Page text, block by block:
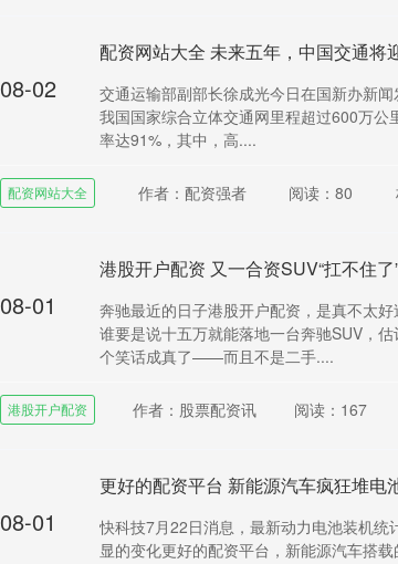
08-02
交通运输部副部长徐成光今日在国新办新闻
我国国家综合立体交通网里程超过600万公
率达91%，其中，高....
配资网站大全 作者：配资强者 阅读：80
08-01
奔驰最近的日子港股开户配资，是真不太
谁要是说十五万就能落地一台奔驰SUV，
个笑话成真了——而且不是二手....
港股开户配资 作者：股票配资讯 阅读：167
08-01
快科技7月22日消息，最新动力电池装机统
显的变化更好的配资平台，新能源汽车搭载